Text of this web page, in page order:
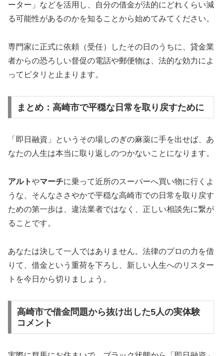
ーター」などを活用し、自分の借金が法的にどれくらい減
る可能性があるのかを知ることから始めてみてください。
専門家に正式に依頼（受任）したその日のうちに、貸金業
者からの恐ろしい督促の電話や郵便物は、法的な効力によ
ってピタリと止まります。
まとめ：高崎市で平穏な日常を取り戻すために
「即日融資」というその場しのぎの麻薬に手を出せば、あ
なたの人生は本当に取り返しのつかないことになります。
アルトやマーチに乗って近所のスーパーへ買い物に行くよ
うな、そんなささやかで平穏な高崎市での日常を取り戻す
ための第一歩は、違法業者ではなく、正しい相談先に繋が
ることです。
あなたは決して一人ではありません。法律のプロの力を借
りて、借金という重荷を下ろし、新しい人生へのリスター
トを今日から切りましょう。
高崎市で借金問題から抜け出した5人の実体験
コメント